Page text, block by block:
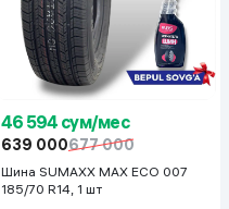
46 594 сум/мес
639 000677 000
Шина SUMAXX MAX ECO 007
185/70 R14, 1 шт